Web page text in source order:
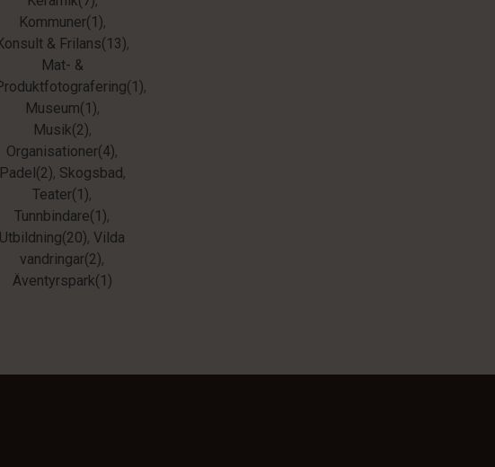
Kommuner(1),
& Frilans(13),
Mat- &
,
Museum(1),
Musik(2),
Organisationer(4),
Padel(2), Skogsbad,
Teater(1),
Tunnbindare(1),
Utbildning(20), Vilda
vandringar(2),
Äventyrspark(1)